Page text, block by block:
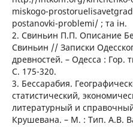
miskogo-
postanovki-problemi/ ; та ін.
2. Свиньин П.П. Описание
Свиньин // Записки
древностей. – Одесса : Гор.
С. 175-320.
3. Беcсарабия.
статистический,
литературный и
Крушевана. – M. : Тип. А.В.